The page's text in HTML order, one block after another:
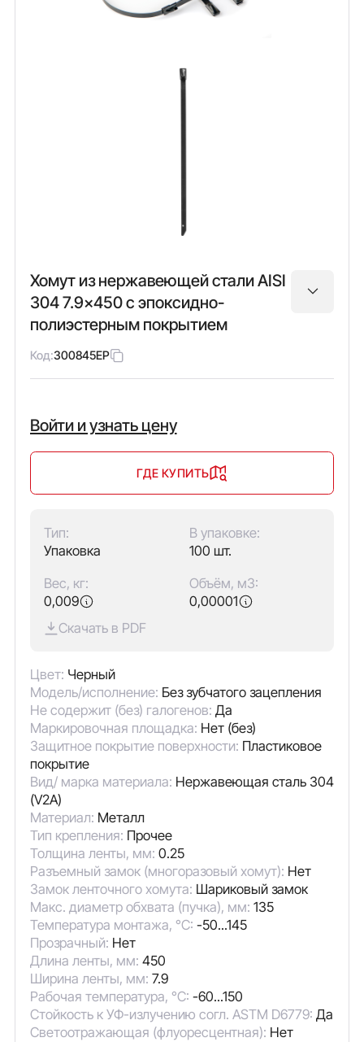
Хомут из нержавеющей стали AISI
304 7.9x450 с эпоксидно-
полиэстерным покрытием
Код:300845EP
Войти и узнать цену
ГДЕ КУПИТЬ
Тип:
Упаковка
В упаковке:
100 шт.
Вес, кг:
0,009
Объём, м3:
0,00001
Скачать в PDF
Цвет: Черный
Модель/исполнение: Без зубчатого зацепления
Не содержит (без) галогенов: Да
Маркировочная площадка: Нет (без)
Защитное покрытие поверхности: Пластиковое
покрытие
Вид/ марка материала: Нержавеющая сталь 304
(V2A)
Материал: Металл
Тип крепления: Прочее
Толщина ленты, мм: 0.25
Разъемный замок (многоразовый хомут): Нет
Замок ленточного хомута: Шариковый замок
Макс. диаметр обхвата (пучка), мм: 135
Температура монтажа, °C: -50...145
Прозрачный: Нет
Длина ленты, мм: 450
Ширина ленты, мм: 7.9
Рабочая температура, °C: -60...150
Стойкость к УФ-излучению согл. ASTM D6779: Да
Светоотражающая (флуоресцентная): Нет